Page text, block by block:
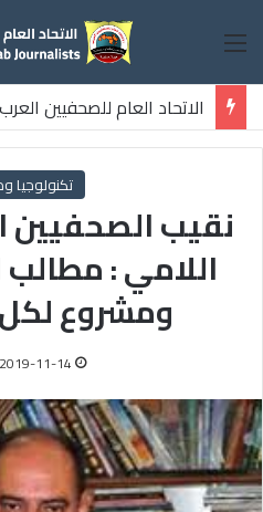
القائمة
الاتحاد العام للصحفيين
ثلاثة صحفيين فلسطينيين
تكنولوجيا
نقيب الصحفيين
اللامي :
ومشروع
2019-11-14